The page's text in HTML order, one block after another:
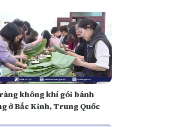
không khí gói bánh
ở Bắc Kinh, Trung Quốc